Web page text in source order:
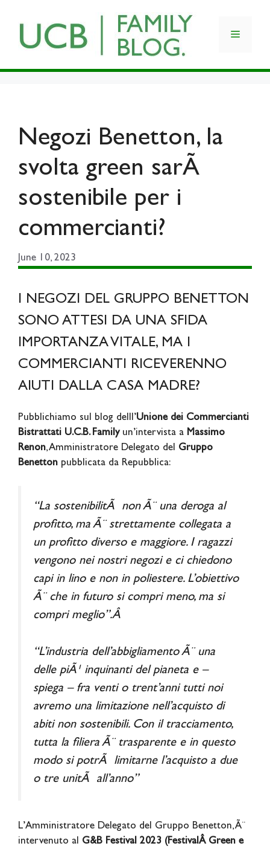
content
Menu
Negozi Benetton, la
svolta green sarÃ
sostenibile per i
commercianti?
June 10, 2023
I NEGOZI DEL GRUPPO BENETTON
SONO ATTESI DA UNA SFIDA
IMPORTANZA VITALE, MA I
COMMERCIANTI RICEVERENNO
AIUTI DALLA CASA MADRE?
Pubblichiamo sul blog delll’Unione dei Commercianti
Bistrattati U.C.B. Familyun’intervista a Massimo
Renon, Amministratore Delegato del Gruppo
Benetton pubblicata da Repubblica:
“La sostenibilitÃ non Ã¨ una deroga al
profitto, ma Ã¨ strettamente collegata a
un profitto diverso e maggiore. I ragazzi
vengono nei nostri negozi e ci chiedono
capi in lino e non in poliestere. L’obiettivo
Ã¨ che in futuro si compri meno, ma si
compri meglio”.Â
“L’industria dell’abbigliamento Ã¨ una
delle piÃ¹ inquinanti del pianeta e –
spiega – fra venti o trent’anni tutti noi
avremo una limitazione nell’acquisto di
abiti non sostenibili. Con il tracciamento,
tutta la filiera Ã¨ trasparente e in questo
modo si potrÃ limitarne l’acquisto a due
o tre unitÃ all’anno”
L’Amministratore Delegato del Gruppo Benetton, Ã¨
intervenuto al G&B Festival 2023 (FestivalÂ Green e